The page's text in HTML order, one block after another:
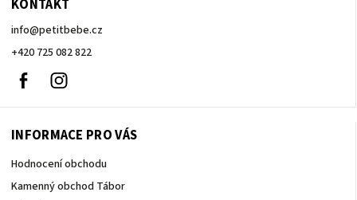
KONTAKT
info@petitbebe.cz
+420 725 082 822
Facebook
INFORMACE PRO VÁS
Hodnocení obchodu
Kamenný obchod Tábor